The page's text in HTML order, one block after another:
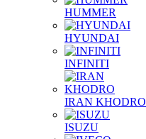
HUMMER
HYUNDAI
INFINITI
IRAN KHODRO
ISUZU